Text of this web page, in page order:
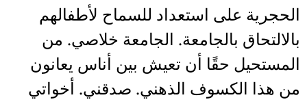
الحجرية على استعداد للسماح لأطفالهم
بالالتحاق بالجامعة. الجامعة خلاصي. من
المستحيل حقًا أن تعيش بين أناس يعانون
من هذا الكسوف الذهني. صدقني. أخواتي